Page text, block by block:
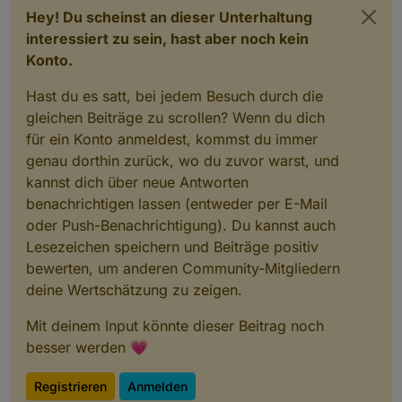
Hey! Du scheinst an dieser Unterhaltung
interessiert zu sein, hast aber noch kein
Konto.
Hast du es satt, bei jedem Besuch durch die
gleichen Beiträge zu scrollen? Wenn du dich
für ein Konto anmeldest, kommst du immer
genau dorthin zurück, wo du zuvor warst, und
kannst dich über neue Antworten
benachrichtigen lassen (entweder per E-Mail
oder Push-Benachrichtigung). Du kannst auch
Lesezeichen speichern und Beiträge positiv
bewerten, um anderen Community-Mitgliedern
deine Wertschätzung zu zeigen.
Mit deinem Input könnte dieser Beitrag noch
besser werden 💗
Registrieren Anmelden